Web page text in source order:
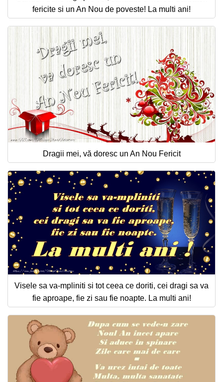
fericite si un An Nou de poveste! La multi ani!
Dragii mei, vă doresc un An Nou Fericit
Visele sa va-mpliniti si tot ceea ce doriti, cei dragi sa va
fie aproape, fie zi sau fie noapte. La multi ani!